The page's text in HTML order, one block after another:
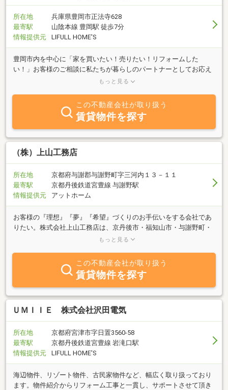
を吟味し、専門的な知見に基づくアドバイスをいたします。
所在地
兵庫県豊岡市正法寺628
最寄駅
山陰本線 豊岡駅 徒歩7分
情報提供元
LIFULL HOME'S
豊岡市内を中心に「家を買いたい！売りたい！リフォームした
い！」お客様のご相談に私たちが暮らしのパートナーとしてお応え
します。「ワクワクしながらお家を探せる」そんなお店作りを心が
もっと見る
この不動産会社が取り扱う
賃貸物件を探す
（株）上山工務店
所在地
京都府与謝郡与謝野町字三河内１３－１１
最寄駅
京都丹後鉄道宮豊線 与謝野駅
情報提供元
アットホーム
お客様の『理想』『夢』『希望』づくりのお手伝いをする会社であ
りたい。株式会社上山工務店は、京丹後市・福知山市・与謝野町・
宮津市・舞鶴市・綾部市などの京都北部を中心としたエリアで、快
げ、家族の成長、それぞれの時代に合わせた家づくりを目指し、お
客様一人一人に合った家づくりをご提案致します。家族みんながワ
クワクする家づくりのお手伝いをさせて頂けると幸せです。今後と
も格別のご支援、ご愛顧を賜りますよう、社員一同宜しくお願い致
します。
もっと見る
この不動産会社が取り扱う
賃貸物件を探す
ＵＭＩＩＥ 株式会社沢田電気
所在地
京都府宮津市字日置3560-58
最寄駅
京都丹後鉄道宮豊線 岩滝口駅
情報提供元
LIFULL HOME'S
海辺物件、リゾート物件、古民家物件など、幅広く取り扱っており
ます。物件紹介からリフォーム工事と一貫し、サポートさせて頂き